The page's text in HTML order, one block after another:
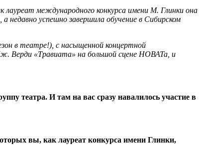
международного конкурса имени М. Глинки она
успешно завершила обучение в Сибирском
в театре!), с насыщенной концертной
Верди «Травиата» на большой сцене НОВАТа, и
театра. И там на вас сразу навалилось участие в
вы, как лауреат конкурса имени Глинки,